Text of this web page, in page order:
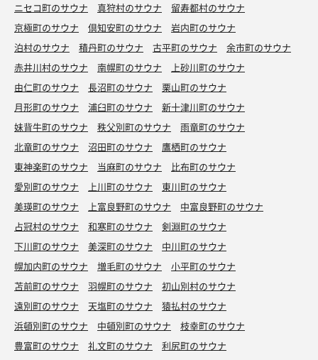
ニセコ町のサウナ
真狩村のサウナ
留寿都村のサウナ
京極町のサウナ
倶知安町のサウナ
岩内町のサウナ
泊村のサウナ
積丹町のサウナ 古平町のサウナ
余市町のサウナ
赤井川村のサウナ
南幌町のサウナ
上砂川町のサウナ
由仁町のサウナ
長沼町のサウナ
栗山町のサウナ
月形町のサウナ
浦臼町のサウナ
新十津川町のサウナ
妹背牛町のサウナ
秩父別町のサウナ
雨竜町のサウナ
北竜町のサウナ
沼田町のサウナ
鷹栖町のサウナ
東神楽町のサウナ
当麻町のサウナ
比布町のサウナ
愛別町のサウナ
上川町のサウナ
東川町のサウナ
美瑛町のサウナ
上富良野町のサウナ
中富良野町のサウナ
占冠村のサウナ
和寒町のサウナ
剣淵町のサウナ
下川町のサウナ
美深町のサウナ
中川町のサウナ
幌加内町のサウナ
増毛町のサウナ
小平町のサウナ
苫前町のサウナ
羽幌町のサウナ
初山別村のサウナ
遠別町のサウナ
天塩町のサウナ
猿払村のサウナ
浜頓別町のサウナ
中頓別町のサウナ
枝幸町のサウナ
豊富町のサウナ
礼文町のサウナ
利尻町のサウナ